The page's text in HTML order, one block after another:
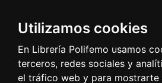
Utilizamos cookies
En Librería Polifemo usamos
terceros, redes sociales y
el tráfico web y para mostrarte